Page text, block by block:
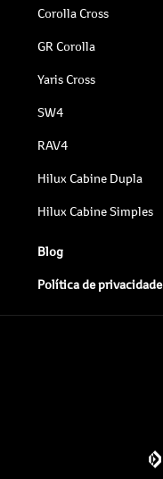
Corolla Cross
GR Corolla
Yaris Cross
SW4
RAV4
Hilux Cabine Dupla
Hilux Cabine Simples
Blog
Política de privacidade